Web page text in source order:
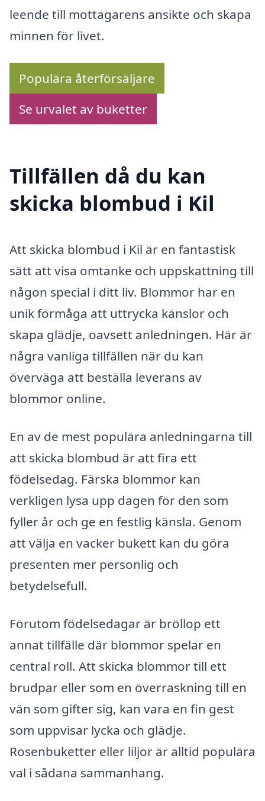
leende till mottagarens ansikte och skapa
minnen för livet.
Populära återförsäljare
Se urvalet av buketter
Tillfällen då du kan
skicka blombud i Kil
Att skicka blombud i Kil är en fantastisk
sätt att visa omtanke och uppskattning till
någon special i ditt liv. Blommor har en
unik förmåga att uttrycka känslor och
skapa glädje, oavsett anledningen. Här är
några vanliga tillfällen när du kan
överväga att beställa leverans av
blommor online.
En av de mest populära anledningarna till
att skicka blombud är att fira ett
födelsedag. Färska blommor kan
verkligen lysa upp dagen för den som
fyller år och ge en festlig känsla. Genom
att välja en vacker bukett kan du göra
presenten mer personlig och
betydelsefull.
Förutom födelsedagar är bröllop ett
annat tillfälle där blommor spelar en
central roll. Att skicka blommor till ett
brudpar eller som en överraskning till en
vän som gifter sig, kan vara en fin gest
som uppvisar lycka och glädje.
Rosenbuketter eller liljor är alltid populära
val i sådana sammanhang.